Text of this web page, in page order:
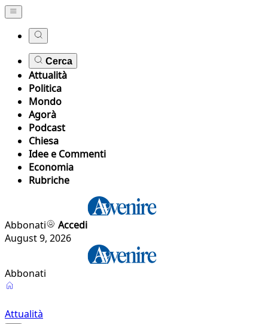
Cerca
Attualità
Politica
Mondo
Agorà
Podcast
Chiesa
Idee e Commenti
Economia
Rubriche
Abbonati
Accedi
August 9, 2026
Abbonati
Attualità